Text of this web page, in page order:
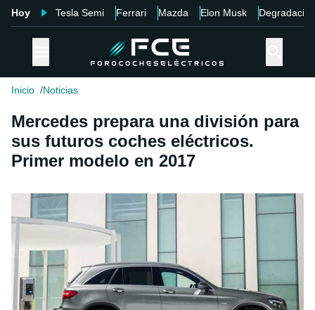
Hoy Tesla Semi Ferrari Mazda Elon Musk Degradación
Inicio Noticias
Mercedes prepara una división para
sus futuros coches eléctricos.
Primer modelo en 2017